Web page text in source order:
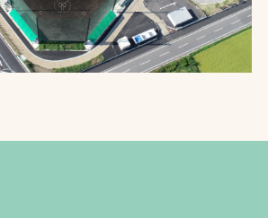
さや操作にお困りの方へ